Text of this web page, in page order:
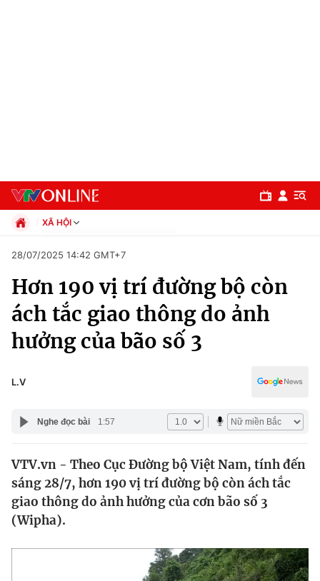
Chuyên mục
Chính trị
Thế giới
Tin tức
Thế giới đó đây
Kinh tế
XÃ HỘI
Xã hội
Pháp luật
Kinh tế
Thể thao
Truyền hình
Văn hóa - Giải trí
Giáo dục
28/07/2025 14:42 GMT+7
Hơn 190 vị trí đường bộ còn
ách tắc giao thông do ảnh
hưởng của bão số 3
L.V
Nghe đọc bài 1:57
VTV.vn - Theo Cục Đường bộ Việt Nam, tính đến
sáng 28/7, hơn 190 vị trí đường bộ còn ách tắc
giao thông do ảnh hưởng của cơn bão số 3
(Wipha).